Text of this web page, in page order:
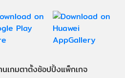
นเกมตาตั้งช้อปปิ้งแพ็กเกจ